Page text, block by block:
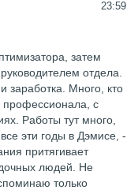
23:59
затем
отдела.
заработка. Много, кто
профессионала, с
Работы тут много,
эти годы в Дэмисе, -
притягивает
людей. Не
только